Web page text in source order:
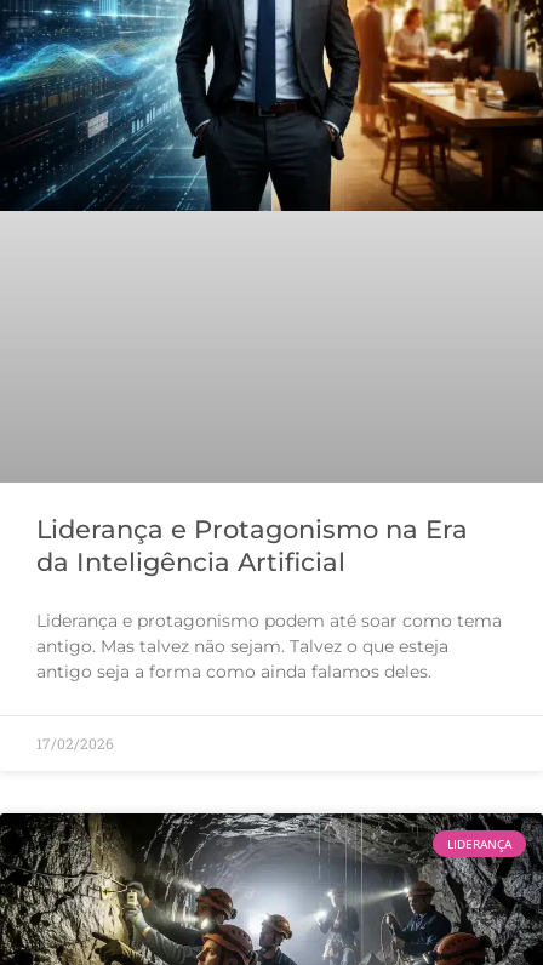
Liderança e Protagonismo na Era
da Inteligência Artificial
Liderança e protagonismo podem até soar como tema
antigo. Mas talvez não sejam. Talvez o que esteja
antigo seja a forma como ainda falamos deles.
17/02/2026
LIDERANÇA